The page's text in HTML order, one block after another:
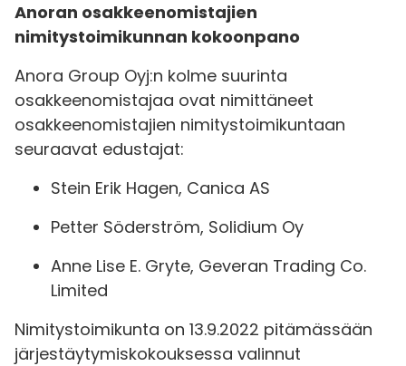
Anoran osakkeenomistajien
nimitystoimikunnan kokoonpano
Anora Group Oyj:n kolme suurinta
osakkeenomistajaa ovat nimittäneet
osakkeenomistajien nimitystoimikuntaan
seuraavat edustajat:
Stein Erik Hagen, Canica AS
Petter Söderström, Solidium Oy
Anne Lise E. Gryte, Geveran Trading Co.
Limited
Nimitystoimikunta on 13.9.2022 pitämässään
järjestäytymiskokouksessa valinnut